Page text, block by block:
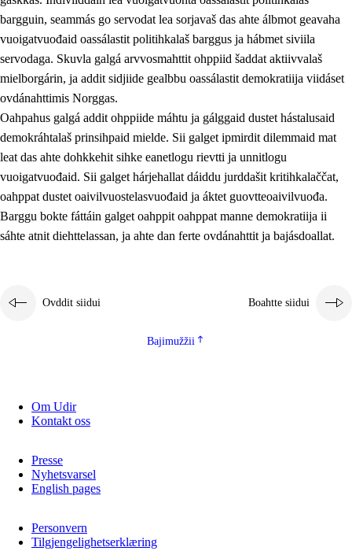
2.1 Sosiála oahppan ja ovdáneapmi
2.2 Gealbu fágain
2.3 Vuođđogálggat
2.4 Oahppat oahppat
Fágaidrasttideaddji fáttát
2.5 Fágaidrasttideaddji fáttát
2.5.1 Álbmotdearvvašvuohta ja eallimis birget
2.5.2 Demokratiija ja mielborgárvuohta
2.5.3 Guoddevaš ovdáneapmi
bargguin, seammás go servodat lea sorjavaš das ahte álbmot geavaha
vuoigatvuođaid oassálastit politihkalaš barggus ja hábmet siviila
servodaga. Skuvla galgá arvvosmahttit ohppiid šaddat aktiivvalaš
mielborgárin, ja addit sidjiide gealbbu oassálastit demokratiija viidáset
ovdánahttimis Norggas.
Oahpahus galgá addit ohppiide máhtu ja gálggaid dustet hástalusaid
demokráhtalaš prinsihpaid mielde. Sii galget ipmirdit dilemmaid mat
leat das ahte dohkkehit sihke eanetlogu rievtti ja unnitlogu
vuoigatvuođaid. Sii galget hárjehallat dáiddu jurddašit kritihkalaččat,
oahppat dustet oaivilvuostelasvuođaid ja áktet guovtteoaivilvuođa.
Barggu bokte fáttáin galget oahppit oahppat manne demokratiija ii
sáhte atnit diehttelassan, ja ahte dan ferte ovdánahttit ja bajásdoallat.
Ovddit siidui Boahtte siidui
Bajimužžii
Om Udir
Kontakt oss
Presse
Nyhetsvarsel
English pages
Personvern
Tilgjengelighetserklæring